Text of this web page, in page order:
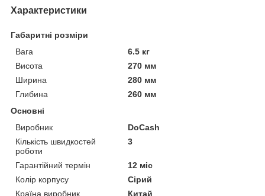
Характеристики
Габаритні розміри
Вага
6.5 кг
Висота
270 мм
Ширина
280 мм
Глибина
260 мм
Основні
Виробник
DoCash
Кількість швидкостей
роботи
3
Гарантійний термін
12 міс
Колір корпусу
Сірий
Країна виробник
Китай